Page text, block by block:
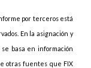
por terceros está
En la asignación y
se basa en información
otras fuentes que FIX